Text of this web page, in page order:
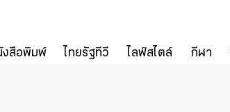
งสือพิมพ์ ไทยรัฐทีวี ไลฟ์สไตล์ กีฬา